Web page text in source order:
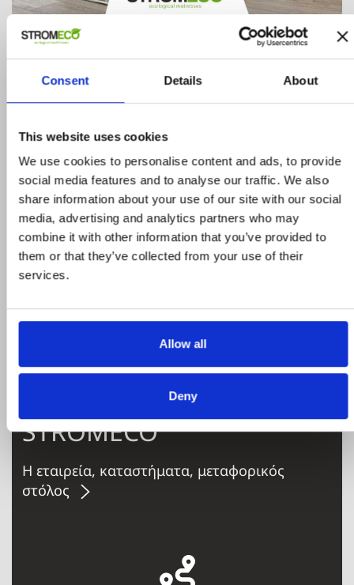
Consent Details About
This website uses cookies
We use cookies to personalise content and ads, to provide
social media features and to analyse our traffic. We also
share information about your use of our site with our social
media, advertising and analytics partners who may
combine it with other information that you’ve provided to
them or that they’ve collected from your use of their
services.
Allow all
Deny
Cool
ΚΩΔΙΚΟΣ: BED.ECO.038
ΑΓΟΡΑ 832,50 €
Προϊόντα σε προσφορά
Δείτε ολα τα προϊόντα μας που εχουν
STROMECO
Η εταιρεία, καταστήματα, μεταφορικός
στόλος